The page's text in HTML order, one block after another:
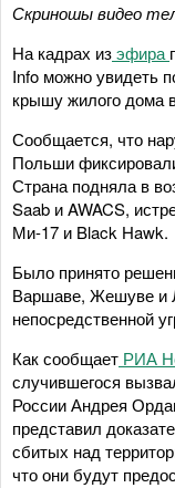
Скриношы видео
На кадрах изэфира
Info можно увидеть
крышу жилого дома
Сообщается, что
Польши
Страна подняла в
Saab и AWACS,
Ми-17 и Black Hawk.
Было принято
Варшаве, Жешуве и
непосредственной
Как сообщает РИА
случившегося
России Андрея
представил
сбитых над
что они будут